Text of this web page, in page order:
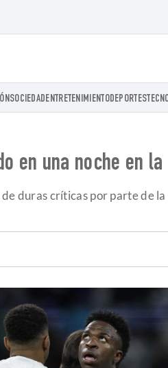
SOCIEDADENTRETENIMIENTODEPORTES
en una noche en
duras críticas por parte de